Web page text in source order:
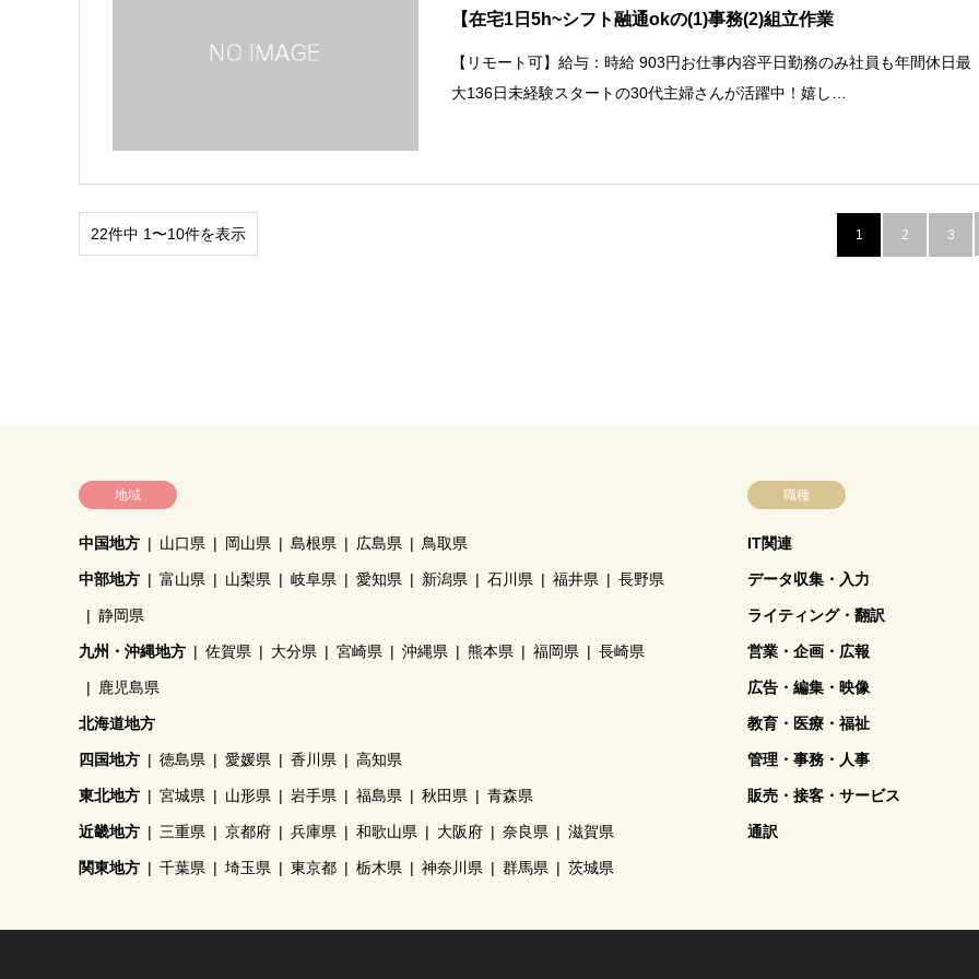
【在宅1日5h~シフト融通okの(1)事務(2)組立作業
【リモート可】給与：時給 903円お仕事内容平日勤務のみ社員も年間休日最
大136日未経験スタートの30代主婦さんが活躍中！嬉し…
22件中 1〜10件を表示 1 2 3
地域
中国地方 山口県 岡山県 島根県 広島県 鳥取県
中部地方 富山県 山梨県 岐阜県 愛知県 新潟県 石川県 福井県 長野県
静岡県
九州・沖縄地方 佐賀県 大分県 宮崎県 沖縄県 熊本県 福岡県 長崎県
鹿児島県
北海道地方
四国地方 徳島県 愛媛県 香川県 高知県
東北地方 宮城県 山形県 岩手県 福島県 秋田県 青森県
近畿地方 三重県 京都府 兵庫県 和歌山県 大阪府 奈良県 滋賀県
関東地方 千葉県 埼玉県 東京都 栃木県 神奈川県 群馬県 茨城県
職種
IT関連
データ収集・入力
ライティング・翻訳
営業・企画・広報
広告・編集・映像
教育・医療・福祉
管理・事務・人事
販売・接客・サービス
通訳